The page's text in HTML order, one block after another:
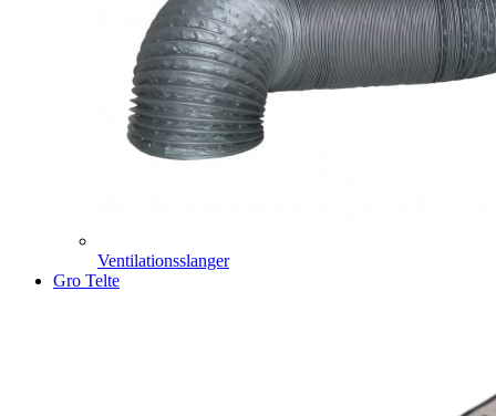
Ventilationsslanger
Gro Telte